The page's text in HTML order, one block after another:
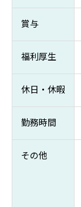
賞与
福利厚生
休日・休暇
勤務時間
その他